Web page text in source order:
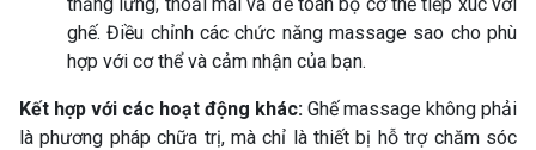
ghế. Điều chỉnh các chức năng massage sao cho phù
hợp với cơ thể và cảm nhận của bạn.
Kết hợp với các hoạt động khác: Ghế massage không phải
là phương pháp chữa trị, mà chỉ là thiết bị hỗ trợ chăm sóc